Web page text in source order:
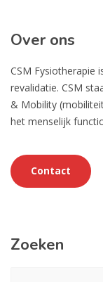
Over ons
CSM Fysiotherapie
revalidatie. CSM
& Mobility
het menselijk
Contact
Zoeken